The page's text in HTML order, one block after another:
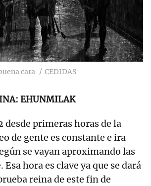
cara CEDIDAS
EHUNMILAK
desde primeras horas de la
de gente es constante e ira
se vayan aproximando las
Esa hora es clave ya que se dará
reina de este fin de